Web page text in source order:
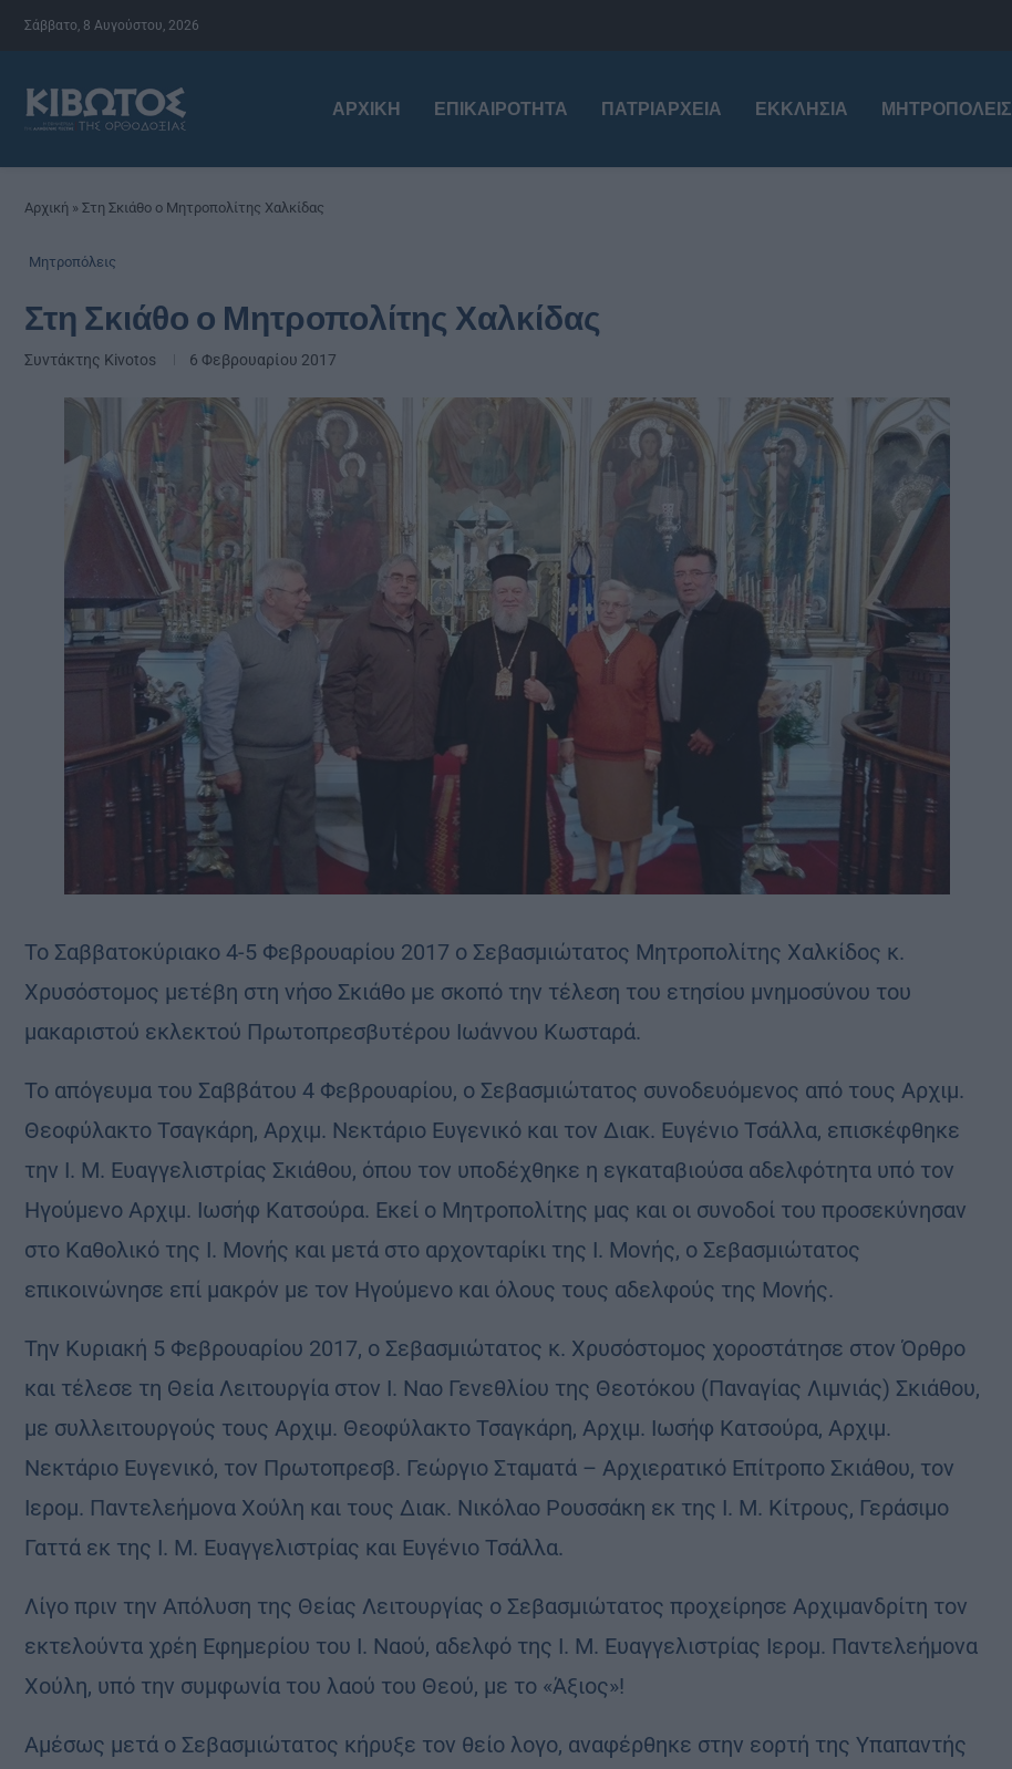
Σάββατο, 8 Αυγούστου, 2026
ΑΡΧΙΚΉ ΕΠΙΚΑΙΡΌΤΗΤΑ ΠΑΤΡΙΑΡΧΕΊΑ ΕΚΚΛΗΣΊΑ ΜΗΤΡΟΠΌΛΕΙΣ
Αρχική » Στη Σκιάθο ο Μητροπολίτης Χαλκίδας
Μητροπόλεις
Στη Σκιάθο ο Μητροπολίτης Χαλκίδας
Συντάκτης Kivotos 6 Φεβρουαρίου 2017
Το Σαββατοκύριακο 4-5 Φεβρουαρίου 2017 ο Σεβασμιώτατος Μητροπολίτης Χαλκίδος κ.
Χρυσόστομος μετέβη στη νήσο Σκιάθο με σκοπό την τέλεση του ετησίου μνημοσύνου του
μακαριστού εκλεκτού Πρωτοπρεσβυτέρου Ιωάννου Κωσταρά.
Το απόγευμα του Σαββάτου 4 Φεβρουαρίου, ο Σεβασμιώτατος συνοδευόμενος από τους Αρχιμ.
Θεοφύλακτο Τσαγκάρη, Αρχιμ. Νεκτάριο Ευγενικό και τον Διακ. Ευγένιο Τσάλλα, επισκέφθηκε
την Ι. Μ. Ευαγγελιστρίας Σκιάθου, όπου τον υποδέχθηκε η εγκαταβιούσα αδελφότητα υπό τον
Ηγούμενο Αρχιμ. Ιωσήφ Κατσούρα. Εκεί ο Μητροπολίτης μας και οι συνοδοί του προσεκύνησαν
στο Καθολικό της Ι. Μονής και μετά στο αρχονταρίκι της Ι. Μονής, ο Σεβασμιώτατος
επικοινώνησε επί μακρόν με τον Ηγούμενο και όλους τους αδελφούς της Μονής.
Την Κυριακή 5 Φεβρουαρίου 2017, ο Σεβασμιώτατος κ. Χρυσόστομος χοροστάτησε στον Όρθρο
και τέλεσε τη Θεία Λειτουργία στον Ι. Ναο Γενεθλίου της Θεοτόκου (Παναγίας Λιμνιάς) Σκιάθου,
με συλλειτουργούς τους Αρχιμ. Θεοφύλακτο Τσαγκάρη, Αρχιμ. Ιωσήφ Κατσούρα, Αρχιμ.
Νεκτάριο Ευγενικό, τον Πρωτοπρεσβ. Γεώργιο Σταματά – Αρχιερατικό Επίτροπο Σκιάθου, τον
Ιερομ. Παντελεήμονα Χούλη και τους Διακ. Νικόλαο Ρουσσάκη εκ της Ι. Μ. Κίτρους, Γεράσιμο
Γαττά εκ της Ι. Μ. Ευαγγελιστρίας και Ευγένιο Τσάλλα.
Λίγο πριν την Απόλυση της Θείας Λειτουργίας ο Σεβασμιώτατος προχείρησε Αρχιμανδρίτη τον
εκτελούντα χρέη Εφημερίου του Ι. Ναού, αδελφό της Ι. Μ. Ευαγγελιστρίας Ιερομ. Παντελεήμονα
Χούλη, υπό την συμφωνία του λαού του Θεού, με το «Άξιος»!
Αμέσως μετά ο Σεβασμιώτατος κήρυξε τον θείο λογο, αναφέρθηκε στην εορτή της Υπαπαντής